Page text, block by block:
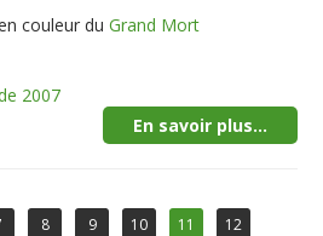
couleur duGrand Mort
2007
En savoir plus...
8 9 10 11
12